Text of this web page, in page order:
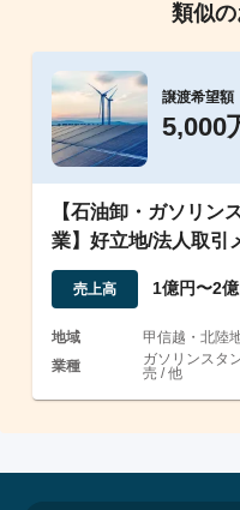
類似
譲渡希望額
5,000
【石油卸・ガソリン
業】好立地/法人取引
ン/EBITDA2,000万超
売上高 1億円〜2億
地域
甲信越・北陸
業種
ガソリンスタ
売 / 他